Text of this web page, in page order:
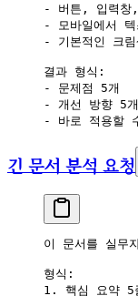
- 버튼, 입력창,
- 모바일에서
- 기본적인 크
결과 형식:
- 문제점 5개
- 개선 방향 5개
- 바로 적용할
긴 문서 분석 요청
이 문서를 실무
형식:
1. 핵심 요약 5